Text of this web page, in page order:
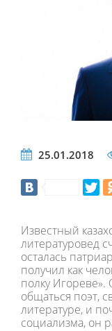
25.01.2018
Известный
литературовед
осталась
получил как
полку
общаться поэт,
литературе, и
социализма, он